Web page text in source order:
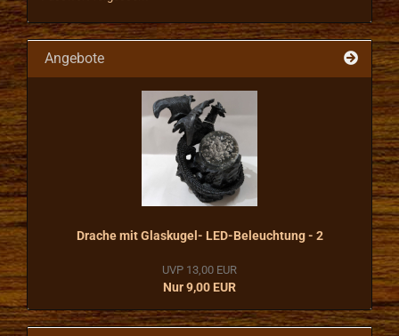
Angebote
Drache mit Glaskugel- LED-Beleuchtung - 2
UVP 13,00 EUR
Nur 9,00 EUR